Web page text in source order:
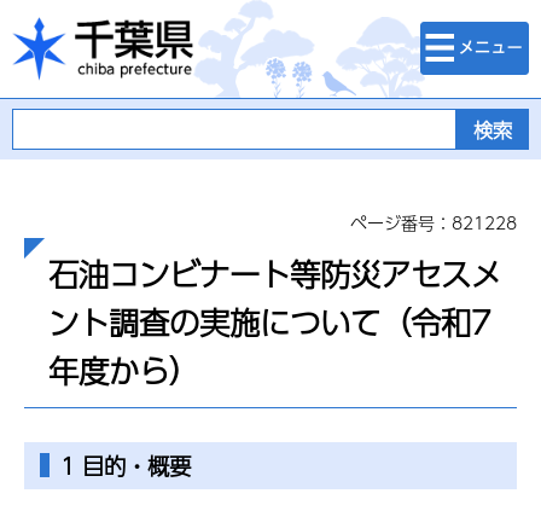
千葉県
検索・メニュ
ー
ページ番号：821228
石油コンビナート等防災アセスメ
ント調査の実施について（令和7
年度から）
1 目的・概要